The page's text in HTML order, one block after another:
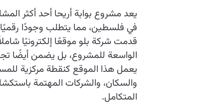
يعد مشروع بوابة أريحا أحد أكثر
في فلسطين، مما يتطلب وجودًا
قدمت شركة بلو موقعًا إلكترونيًا
الواسعة للمشروع، بل يضمن أيضًا
يعمل هذا الموقع كنقطة مركزية
والسكان، والشركات المهتمة
المتكامل.